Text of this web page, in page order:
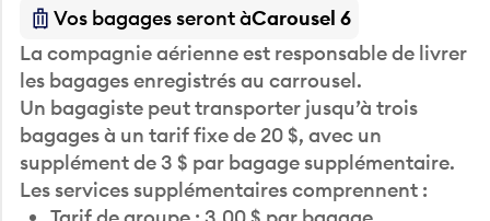
Vos bagages seront àCarousel 6
La compagnie aérienne est responsable de livrer
les bagages enregistrés au carrousel.
Un bagagiste peut transporter jusqu’à trois
bagages à un tarif fixe de 20 $, avec un
supplément de 3 $ par bagage supplémentaire.
Les services supplémentaires comprennent :